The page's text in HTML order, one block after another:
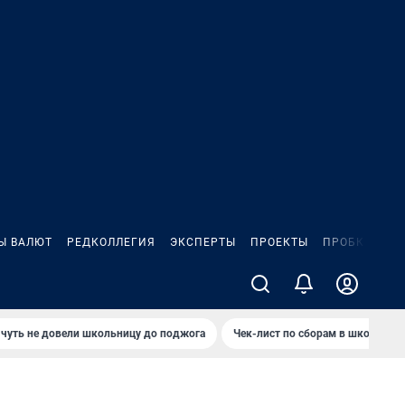
ВАЛЮТ РЕДКОЛЛЕГИЯ ЭКСПЕРТЫ ПРОЕКТЫ ПРОБКИ
не довели школьницу до поджога Чек-лист по сборам в школу в